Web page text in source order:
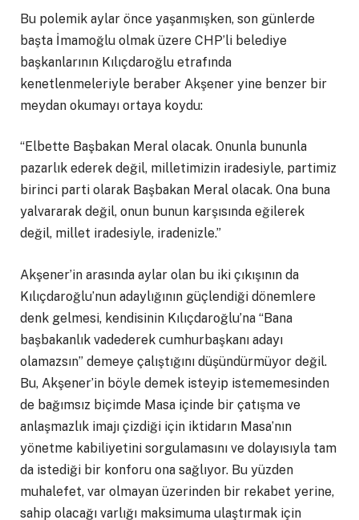
Bu polemik aylar önce yaşanmışken, son günlerde
başta İmamoğlu olmak üzere CHP’li belediye
başkanlarının Kılıçdaroğlu etrafında
kenetlenmeleriyle beraber Akşener yine benzer bir
meydan okumayı ortaya koydu:
“Elbette Başbakan Meral olacak. Onunla bununla
pazarlık ederek değil, milletimizin iradesiyle, partimiz
birinci parti olarak Başbakan Meral olacak. Ona buna
yalvararak değil, onun bunun karşısında eğilerek
değil, millet iradesiyle, iradenizle.”
Akşener’in arasında aylar olan bu iki çıkışının da
Kılıçdaroğlu’nun adaylığının güçlendiği dönemlere
denk gelmesi, kendisinin Kılıçdaroğlu’na “Bana
başbakanlık vadederek cumhurbaşkanı adayı
olamazsın” demeye çalıştığını düşündürmüyor değil.
Bu, Akşener’in böyle demek isteyip istememesinden
de bağımsız biçimde Masa içinde bir çatışma ve
anlaşmazlık imajı çizdiği için iktidarın Masa’nın
yönetme kabiliyetini sorgulamasını ve dolayısıyla tam
da istediği bir konforu ona sağlıyor. Bu yüzden
muhalefet, var olmayan üzerinden bir rekabet yerine,
sahip olacağı varlığı maksimuma ulaştırmak için